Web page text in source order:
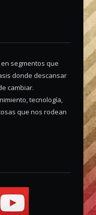
segmentos que
donde descansar
cambiar.
tecnología,
que nos rodean